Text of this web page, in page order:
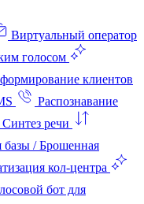
Виртуальный оператор
голосом
клиентов
Распознавание
Синтез речи
базы / Брошенная
кол‑центра
бот для